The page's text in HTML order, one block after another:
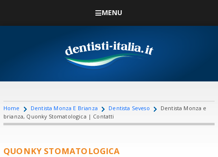
MENU
Home Dentista Monza E Brianza Dentista Seveso
Dentista Monza e
brianza, Quonky Stomatologica | Contatti
QUONKY STOMATOLOGICA